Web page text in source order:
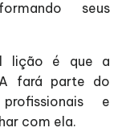
seus
lição é que a
fará parte do
e
com ela.